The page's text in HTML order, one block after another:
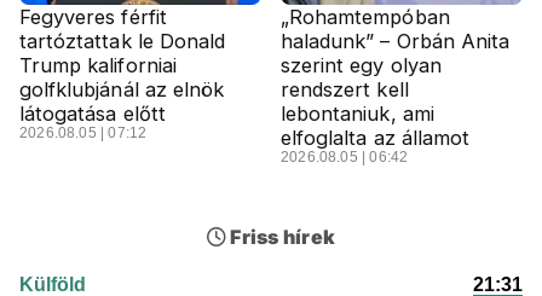
Fegyveres férfit
tartóztattak le Donald
Trump kaliforniai
golfklubjánál az elnök
látogatása előtt
2026.08.05 | 07:12
„Rohamtempóban
haladunk” – Orbán Anita
szerint egy olyan
rendszert kell
lebontaniuk, ami
elfoglalta az államot
2026.08.05 | 06:42
Friss hírek
Külföld 21:31